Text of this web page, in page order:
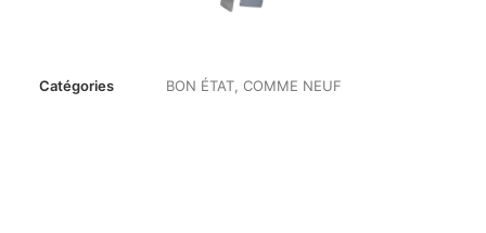
Catégories BON ÉTAT COMME NEUF